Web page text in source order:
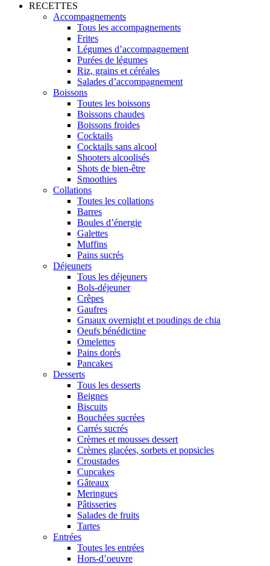
RECETTES
Accompagnements
Tous les accompagnements
Frites
Légumes d’accompagnement
Purées de légumes
Riz, grains et céréales
Salades d’accompagnement
Boissons
Toutes les boissons
Boissons chaudes
Boissons froides
Cocktails
Cocktails sans alcool
Shooters alcoolisés
Shots de bien-être
Smoothies
Collations
Toutes les collations
Barres
Boules d’énergie
Galettes
Muffins
Pains sucrés
Déjeuners
Tous les déjeuners
Bols-déjeuner
Crêpes
Gaufres
Gruaux overnight et poudings de chia
Oeufs bénédictine
Omelettes
Pains dorés
Pancakes
Desserts
Tous les desserts
Beignes
Biscuits
Bouchées sucrées
Carrés sucrés
Crèmes et mousses dessert
Crèmes glacées, sorbets et popsicles
Croustades
Cupcakes
Gâteaux
Meringues
Pâtisseries
Salades de fruits
Tartes
Entrées
Toutes les entrées
Hors-d’oeuvre